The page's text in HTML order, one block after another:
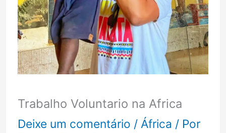
Trabalho Voluntario na Africa
Deixe um comentário /África / Por